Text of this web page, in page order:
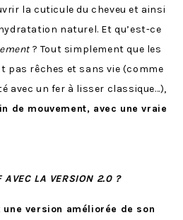
la cuticule du cheveu et ainsi
naturel. Et qu’est-ce
? Tout simplement que les
pas rêches et sans vie (comme
avec un fer à lisser classique…),
de mouvement, avec une vraie
AVEC LA VERSION 2.0 ?
une version améliorée de son